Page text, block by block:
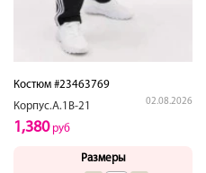
Костюм #23463769
Корпус.А.1В-21
02.08.2026
1,380руб
Размеры